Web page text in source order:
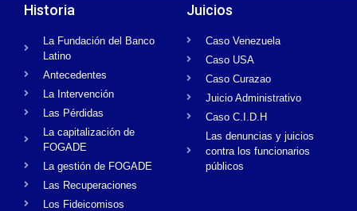
Historia
La Fundación del Banco
Latino
Antecedentes
La Intervención
Las Pérdidas
La capitalización de
FOGADE
La gestión de FOGADE
Las Recuperaciones
Los Fideicomisos
Juicios
Caso Venezuela
Caso USA
Caso Curazao
Juicio Administrativo
Caso C.I.D.H
Las denuncias y juicios
contra los funcionarios
públicos